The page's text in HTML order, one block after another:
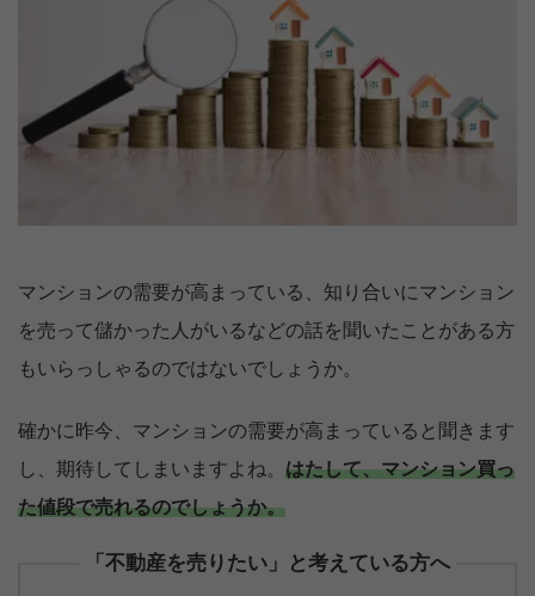
マンションの需要が高まっている、知り合いにマンション
を売って儲かった人がいるなどの話を聞いたことがある方
もいらっしゃるのではないでしょうか。
確かに昨今、マンションの需要が高まっていると聞きます
し、期待してしまいますよね。 はたして、マンション買っ
た値段で売れるのでしょうか。
「不動産を売りたい」と考えている方へ